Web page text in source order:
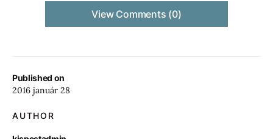
Published on
2016 január 28
AUTHOR
View Comments (0)